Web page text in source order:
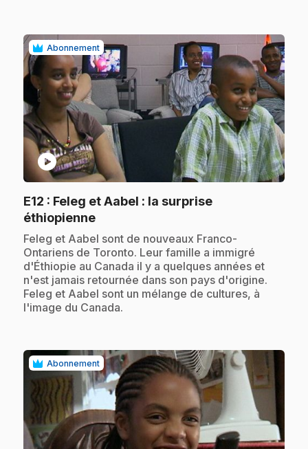
Abonnement
play_circle
E12 : Feleg et Aabel : la surprise
éthiopienne.
.Feleg et Aabel sont de nouveaux Franco-
Ontariens de Toronto. Leur famille a immigré
d'Éthiopie au Canada il y a quelques années et
n'est jamais retournée dans son pays d'origine.
Feleg et Aabel sont un mélange de cultures, à
l'image du Canada.
Abonnement